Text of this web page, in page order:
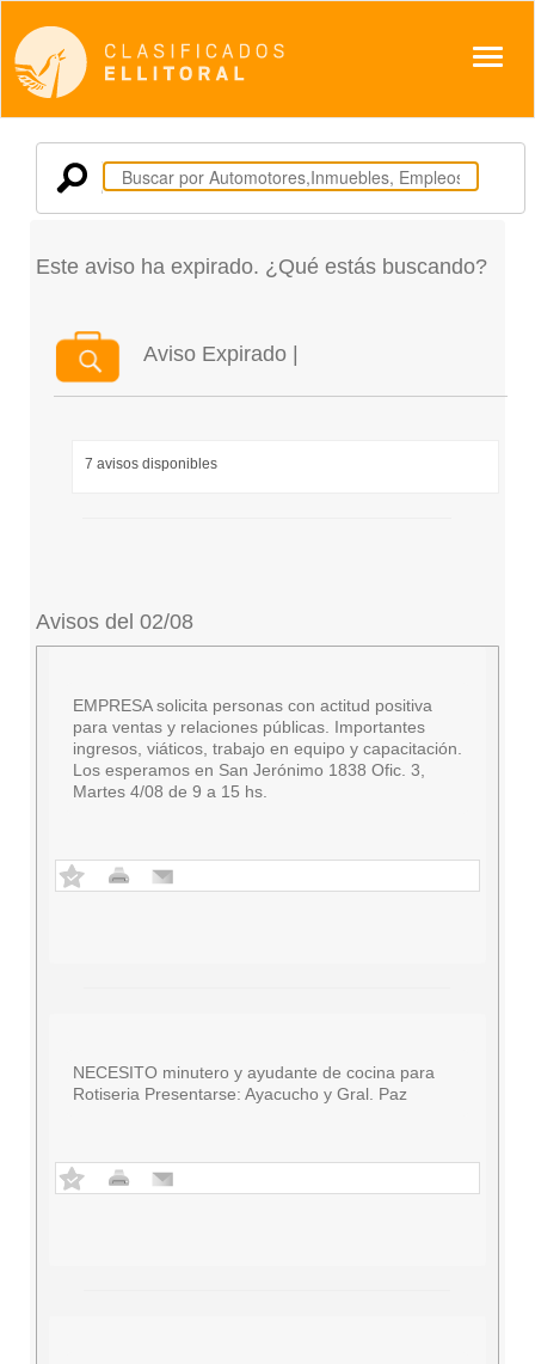
Este aviso ha expirado. ¿Qué estás buscando?
Aviso Expirado |
7 avisos disponibles
Avisos del 02/08
EMPRESA solicita personas con actitud positiva
para ventas y relaciones públicas. Importantes
ingresos, viáticos, trabajo en equipo y capacitación.
Los esperamos en San Jerónimo 1838 Ofic. 3,
Martes 4/08 de 9 a 15 hs.
NECESITO minutero y ayudante de cocina para
Rotiseria Presentarse: Ayacucho y Gral. Paz